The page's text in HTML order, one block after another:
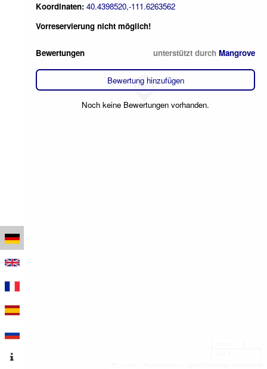
Koordinaten: 40.4398520,-111.6263562
Vorreservierung nicht möglich!
Bewertungen unterstützt durch Mangrove
Bewertung hinzufügen
Noch keine Bewertungen vorhanden.